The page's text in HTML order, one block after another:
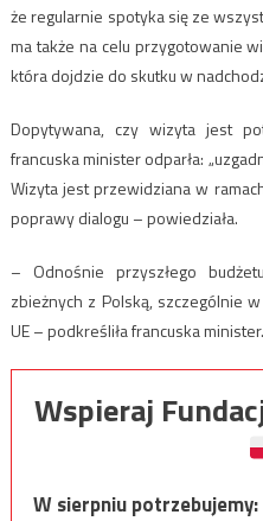
że regularnie spotyka się ze
ma także na celu przygotowanie
która dojdzie do skutku w
Dopytywana, czy wizyta jest
francuska minister odparła:
Wizyta jest przewidziana w
poprawy dialogu – powiedziała.
– Odnośnie przyszłego
zbieżnych z Polską, szczególnie
UE – podkreśliła francuska minister.
Wspieraj
W sierpniu potrzebujemy: